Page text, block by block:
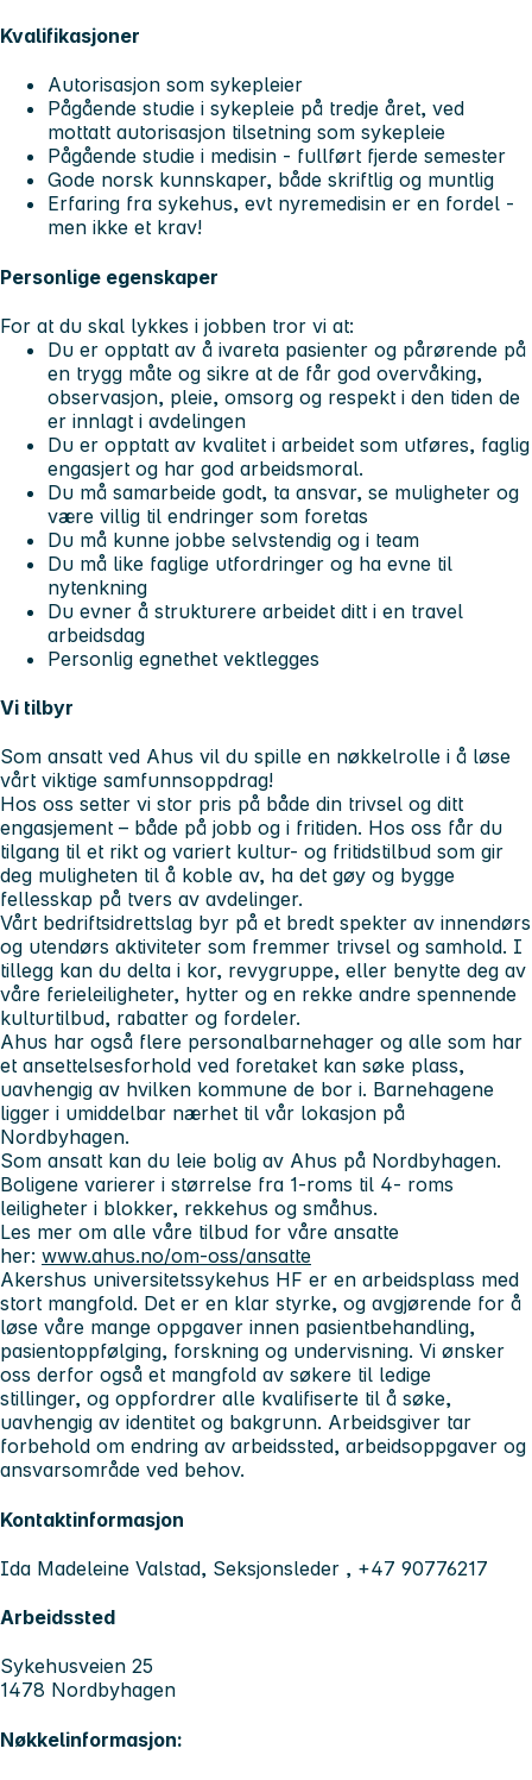
Kvalifikasjoner
Autorisasjon som sykepleier
Pågående studie i sykepleie på tredje året, ved
mottatt autorisasjon tilsetning som sykepleie
Pågående studie i medisin - fullført fjerde semester
Gode norsk kunnskaper, både skriftlig og muntlig
Erfaring fra sykehus, evt nyremedisin er en fordel -
men ikke et krav!
Personlige egenskaper
For at du skal lykkes i jobben tror vi at:
Du er opptatt av å ivareta pasienter og pårørende på
en trygg måte og sikre at de får god overvåking,
observasjon, pleie, omsorg og respekt i den tiden de
er innlagt i avdelingen
Du er opptatt av kvalitet i arbeidet som utføres, faglig
engasjert og har god arbeidsmoral.
Du må samarbeide godt, ta ansvar, se muligheter og
være villig til endringer som foretas
Du må kunne jobbe selvstendig og i team
Du må like faglige utfordringer og ha evne til
nytenkning
Du evner å strukturere arbeidet ditt i en travel
arbeidsdag
Personlig egnethet vektlegges
Vi tilbyr
Som ansatt ved Ahus vil du spille en nøkkelrolle i å løse
vårt viktige samfunnsoppdrag!
Hos oss setter vi stor pris på både din trivsel og ditt
engasjement – både på jobb og i fritiden. Hos oss får du
tilgang til et rikt og variert kultur- og fritidstilbud som gir
deg muligheten til å koble av, ha det gøy og bygge
fellesskap på tvers av avdelinger.
Vårt bedriftsidrettslag byr på et bredt spekter av innendørs
og utendørs aktiviteter som fremmer trivsel og samhold. I
tillegg kan du delta i kor, revygruppe, eller benytte deg av
våre ferieleiligheter, hytter og en rekke andre spennende
kulturtilbud, rabatter og fordeler.
Ahus har også flere personalbarnehager og alle som har
et ansettelsesforhold ved foretaket kan søke plass,
uavhengig av hvilken kommune de bor i. Barnehagene
ligger i umiddelbar nærhet til vår lokasjon på
Nordbyhagen.
Som ansatt kan du leie bolig av Ahus på Nordbyhagen.
Boligene varierer i størrelse fra 1-roms til 4- roms
leiligheter i blokker, rekkehus og småhus.
Les mer om alle våre tilbud for våre ansatte
her: www.ahus.no/om-oss/ansatte
Akershus universitetssykehus HF er en arbeidsplass med
stort mangfold. Det er en klar styrke, og avgjørende for å
løse våre mange oppgaver innen pasientbehandling,
pasientoppfølging, forskning og undervisning. Vi ønsker
oss derfor også et mangfold av søkere til ledige
stillinger, og oppfordrer alle kvalifiserte til å søke,
uavhengig av identitet og bakgrunn. Arbeidsgiver tar
forbehold om endring av arbeidssted, arbeidsoppgaver og
ansvarsområde ved behov.
Kontaktinformasjon
Ida Madeleine Valstad, Seksjonsleder , +47 90776217
Arbeidssted
Sykehusveien 25
1478 Nordbyhagen
Nøkkelinformasjon: